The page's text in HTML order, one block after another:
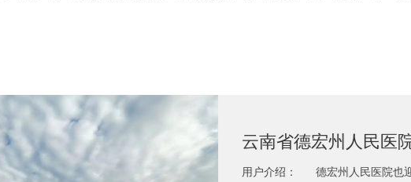
云南省德宏州人民医
用户介绍： 德宏州人民医院也